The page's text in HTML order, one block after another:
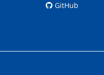
GitHub